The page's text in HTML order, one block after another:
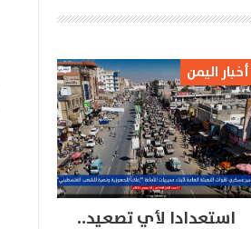
أخبار اليمن
استعدادا لأي تصعيد..